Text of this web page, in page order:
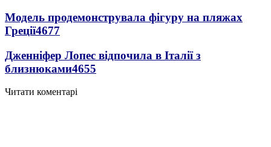
Модель продемонструвала фігуру на пляжах
Греції4677
Дженніфер Лопес відпочила в Італії з
близнюками4655
Читати коментарі